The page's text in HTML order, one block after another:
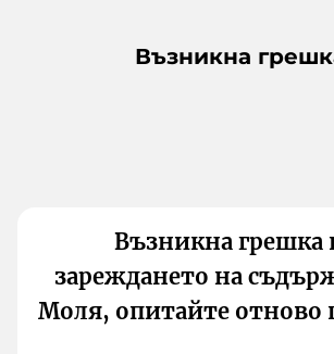
Възникна
Възникна грешка
зареждането на
Моля, опитайте отново